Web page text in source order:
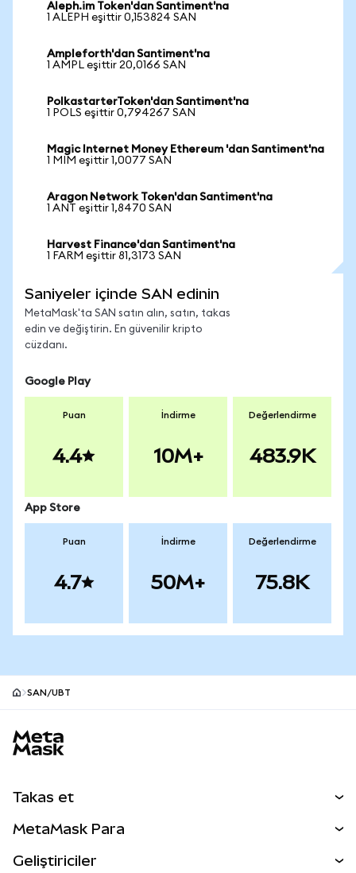
Aleph.im Token'dan Santiment'na
1 ALEPH eşittir 0,153824 SAN
Ampleforth'dan Santiment'na
1 AMPL eşittir 20,0166 SAN
PolkastarterToken'dan Santiment'na
1 POLS eşittir 0,794267 SAN
Magic Internet Money Ethereum 'dan Santiment'na
1 MIM eşittir 1,0077 SAN
Aragon Network Token'dan Santiment'na
1 ANT eşittir 1,8470 SAN
Harvest Finance'dan Santiment'na
1 FARM eşittir 81,3173 SAN
Saniyeler içinde SAN edinin
MetaMask'ta SAN satın alın, satın, takas
edin ve değiştirin. En güvenilir kripto
cüzdanı.
Google Play
Puan
4.4
İndirme
10M+
Değerlendirme
483.9K
App Store
Puan
4.7
İndirme
50M+
Değerlendirme
75.8K
SAN/UBT
Takas et
MetaMask Para
Geliştiriciler